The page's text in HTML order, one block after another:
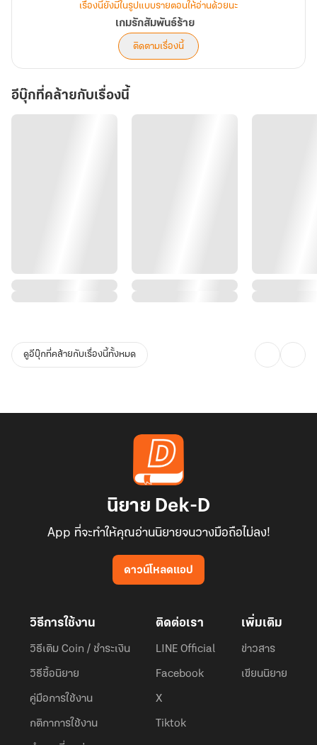
เรื่องนี้ยังมีในรูปแบบรายตอนให้อ่านด้วยนะ
เกมรักสัมพันธ์ร้าย
ติดตามเรื่องนี้
อีบุ๊กที่คล้ายกับเรื่องนี้
ดูอีบุ๊กที่คล้ายกับเรื่องนี้ทั้งหมด
นิยาย Dek-D
App ที่จะทำให้คุณอ่านนิยายจนวางมือถือไม่ลง!
ดาวน์โหลดแอป
วิธีการใช้งาน
วิธีเติม Coin / ชำระเงิน
วิธีซื้อนิยาย
คู่มือการใช้งาน
กติกาการใช้งาน
ติดต่อเรา
LINE Official
Facebook
X
Tiktok
เพิ่มเติม
ข่าวสาร
เขียนนิยาย